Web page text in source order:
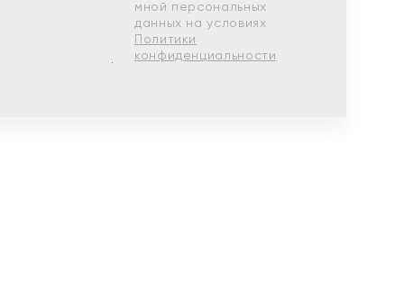
мной персональных
данных на условиях
Политики
конфиденциальности